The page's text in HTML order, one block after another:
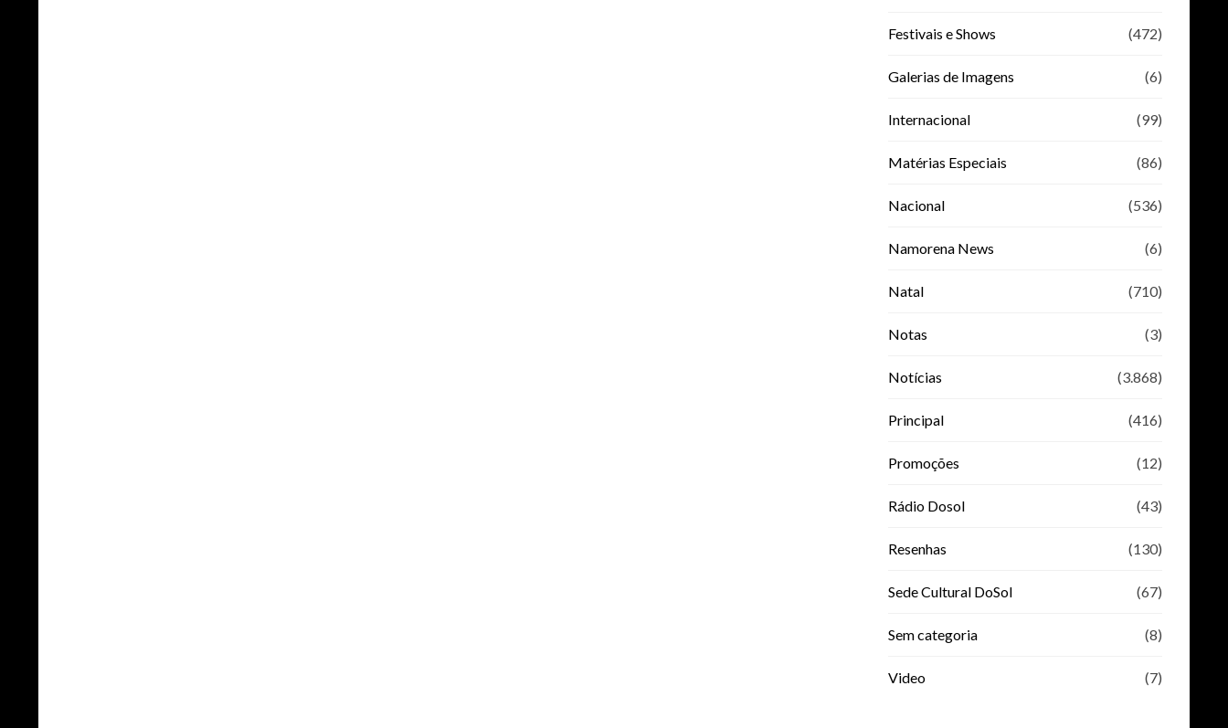
Festivais e Shows (472)
Galerias de Imagens (6)
Internacional (99)
Matérias Especiais (86)
Nacional (536)
Namorena News (6)
Natal (710)
Notas (3)
Notícias (3.868)
Principal (416)
Promoções (12)
Rádio Dosol (43)
Resenhas (130)
Sede Cultural DoSol (67)
Sem categoria (8)
Video (7)